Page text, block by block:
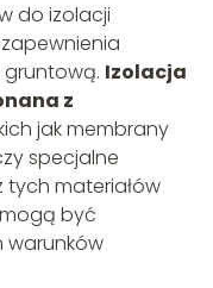
do izolacji
Izolacja
z
jak membrany
specjalne
tych materiałów
być